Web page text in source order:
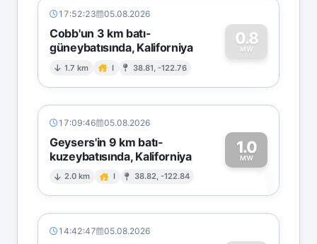
17:52:23 05.08.2026
Cobb'un 3 km batı-
güneybatısında, Kaliforniya
1.7 km I 38.81, -122.76
0.8
MW
0
17:09:46 05.08.2026
Geysers'in 9 km batı-
kuzeybatısında, Kaliforniya
2.0 km I 38.82, -122.84
1.0
MW1
14:42:47 05.08.2026